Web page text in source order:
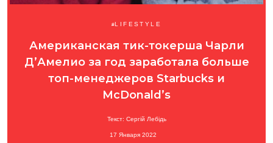
LIFESTYLE
Американская тик-токерша Чарли
Д’Амелио за год заработала больше
топ-менеджеров Starbucks и
McDonald’s
Текст: Сергій Лебідь
17 Января 2022